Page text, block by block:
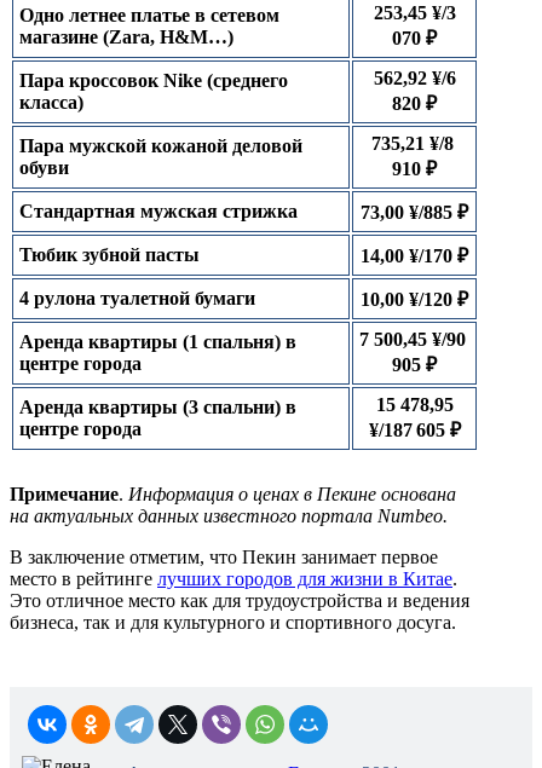
Одно летнее платье в сетевом
магазине (Zara, H&M…)
253,45 ¥/3
070 ₽
Пара кроссовок Nike (среднего
класса)
562,92 ¥/6
820 ₽
Пара мужской кожаной деловой
обуви
735,21 ¥/8
910 ₽
Стандартная мужская стрижка 73,00 ¥/885 ₽
Тюбик зубной пасты 14,00 ¥/170 ₽
4 рулона туалетной бумаги 10,00 ¥/120 ₽
Аренда квартиры (1 спальня) в
центре города
7 500,45 ¥/90
905 ₽
Аренда квартиры (3 спальни) в
центре города
15 478,95
¥/187 605 ₽
Примечание. Информация о ценах в Пекине основана
на актуальных данных известного портала Numbeo.
В заключение отметим, что Пекин занимает первое
место в рейтинге лучших городов для жизни в Китае.
Это отличное место как для трудоустройства и ведения
бизнеса, так и для культурного и спортивного досуга.